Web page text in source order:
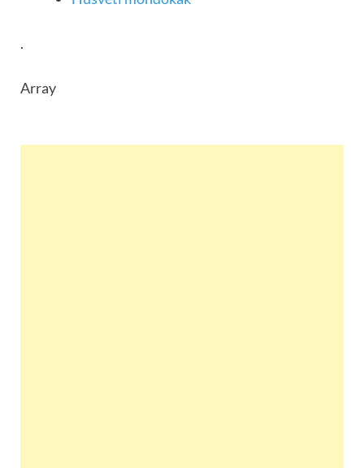
.
Array